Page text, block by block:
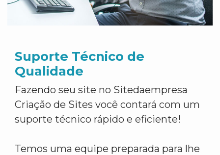
Suporte Técnico de
Qualidade
Fazendo seu site no Sitedaempresa
Criação de Sites você contará com um
suporte técnico rápido e eficiente!
Temos uma equipe preparada para lhe